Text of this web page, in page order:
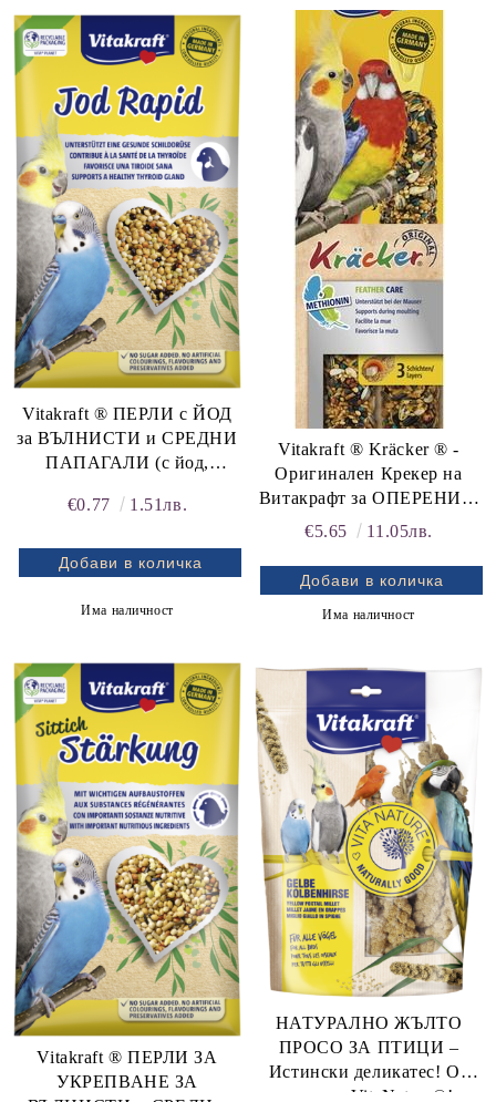
Vitakraft ® ПЕРЛИ с ЙОД
за ВЪЛНИСТИ и СРЕДНИ
ПАПАГАЛИ (с йод,
щитовидната жлеза)
€0.77 1.51лв.
Има наличност
Vitakraft ® Kräcker ® -
Оригинален Крекер на
Витакрафт за ОПЕРЕНИЕ,
2 бр., за СРЕДНИ
€5.65 11.05лв.
Има наличност
Vitakraft ® ПЕРЛИ ЗА
УКРЕПВАНЕ ЗА
НАТУРАЛНО ЖЪЛТО
ПРОСО ЗА ПТИЦИ –
Истински деликатес! От
серията VitaNature®!